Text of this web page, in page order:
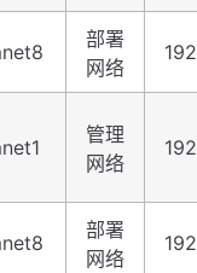
部署
网络
管理
网络
部署
网络